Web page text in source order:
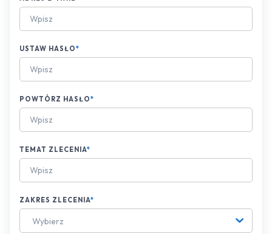
USTAW HASŁO*
POWTÓRZ HASŁO*
TEMAT ZLECENIA*
ZAKRES ZLECENIA*
Wybierz